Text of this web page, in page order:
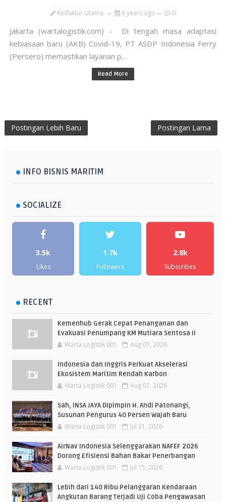
Redaktur Utama 6 years ago 0
Jakarta (wartalogistik.com) - Di tengah masa adaptasi
kebiasaan baru (AKB) Covid-19, PT ASDP Indonesia Ferry
(Persero) memastikan layanan p...
Read More
Postingan Lebih Baru Postingan Lama
INFO BISNIS MARITIM
SOCIALIZE
3.5k
Likes
1.7k
Followers
2.8k
Subscribes
RECENT
Kemenhub Gerak Cepat Penanganan dan
Evakuasi Penumpang KM Mutiara Sentosa II
Warta Logistik 001 Aug 07, 2026
Indonesia dan Inggris Perkuat Akselerasi
Ekosistem Maritim Rendah Karbon
Warta Logistik 001 Aug 07, 2026
Sah, INSA JAYA Dipimpin H. Andi Patonangi,
Susunan Pengurus 40 Persen Wajah Baru
Warta Logistik 001 Jul 31, 2026
AirNav Indonesia Selenggarakan NAFEF 2026
Dorong Efisiensi Bahan Bakar Penerbangan
Warta Logistik 001 Jul 15, 2026
Lebih dari 140 Ribu Pelanggaran Kendaraan
Angkutan Barang Terjadi Uji Coba Pengawasan